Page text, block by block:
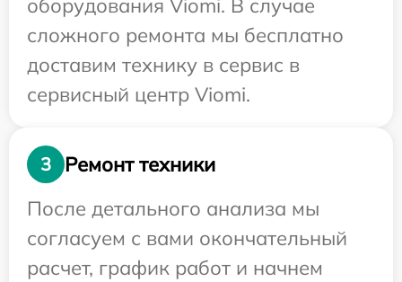
оборудования Viomi. В случае
сложного ремонта мы бесплатно
доставим технику в сервис в
сервисный центр Viomi.
3
Ремонт техники
После детального анализа мы
согласуем с вами окончательный
расчет, график работ и начнем